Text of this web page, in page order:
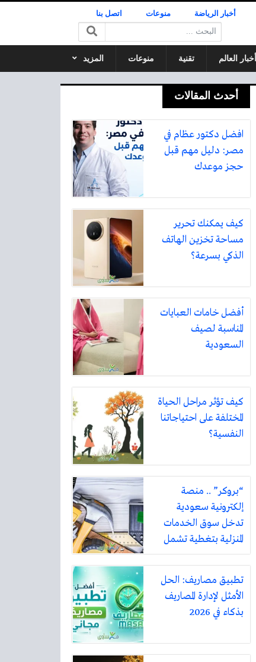
أخبار الرياضة منوعات اتصل بنا
البحث:
أخبار العالم تقنية منوعات المزيد
أحدث المقالات
افضل دكتور عظام في
مصر: دليل مهم قبل
حجز موعدك
كيف يمكنك تحرير
مساحة تخزين الهاتف
الذكي بسرعة؟
أفضل خامات العبايات
المناسبة لصيف
السعودية
كيف تؤثر مراحل الحياة
المختلفة على احتياجاتنا
النفسية؟
“بروكر” .. منصة
إلكترونية سعودية
تدخل سوق الخدمات
المنزلية بتغطية تشمل
أكثر من ثلاثين مدينة
تطبيق مصاريف: الحل
الأمثل لإدارة المصاريف
بذكاء في 2026